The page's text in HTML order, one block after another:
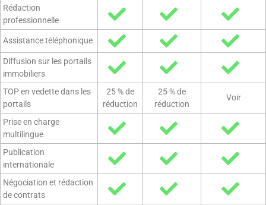
Rédaction
professionnelle
Assistance téléphonique
Diffusion sur les portails
immobiliers
TOP en vedette dans les
portails
25 % de
réduction
25 % de
réduction
Voir
Prise en charge
multilingue
Publication
internationale
Négociation et rédaction
de contrats